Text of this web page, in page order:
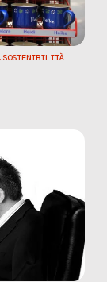
, SOSTENIBILITÀ